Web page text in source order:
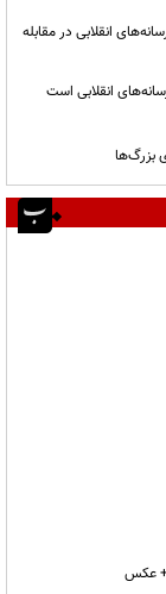
انقلابی در مقابله
انقلابی است
بزرگ‌ها
+ عکس